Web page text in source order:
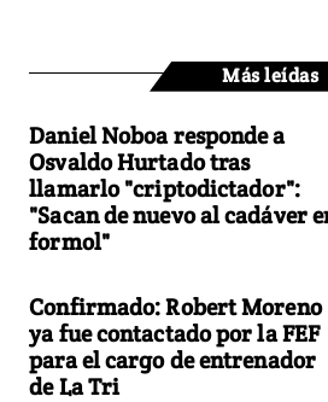
Más leídas
Daniel Noboa responde a
Osvaldo Hurtado tras
llamarlo "criptodictador":
"Sacan de nuevo al cadáver
formol"
Confirmado: Robert Moreno
ya fue contactado por la FEF
para el cargo de entrenador
de La Tri